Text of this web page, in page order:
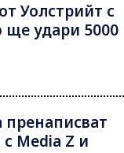
Уолстрийт с
ще удари 5000
Media Z и